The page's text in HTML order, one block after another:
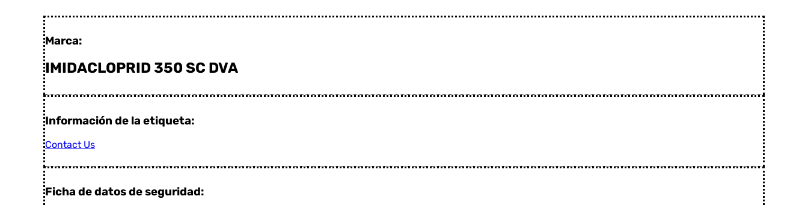
Marca:
IMIDACLOPRID 350 SC DVA
Información de la etiqueta:
Contact Us
Ficha de datos de seguridad: